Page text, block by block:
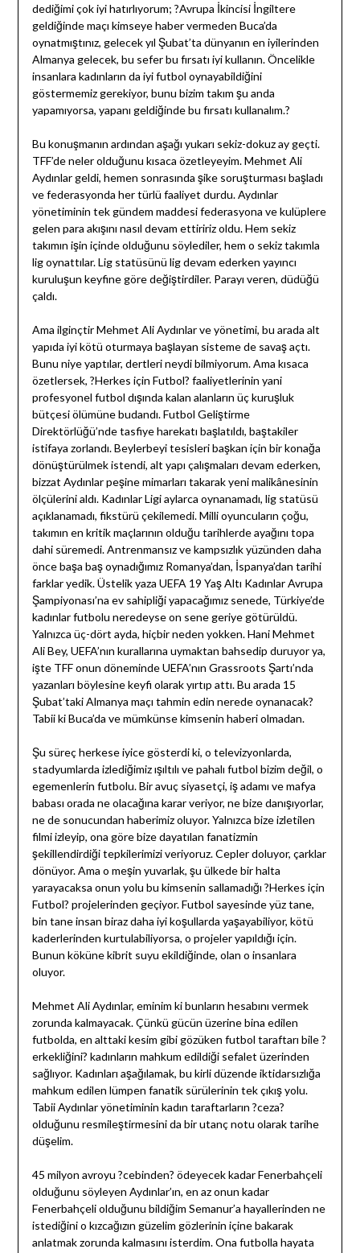
dediğimi çok iyi hatırlıyorum; ?Avrupa İkincisi İngiltere
geldiğinde maçı kimseye haber vermeden Buca’da
oynatmıştınız, gelecek yıl Şubat’ta dünyanın en iyilerinden
Almanya gelecek, bu sefer bu fırsatı iyi kullanın. Öncelikle
insanlara kadınların da iyi futbol oynayabildiğini
göstermemiz gerekiyor, bunu bizim takım şu anda
yapamıyorsa, yapanı geldiğinde bu fırsatı kullanalım.?
Bu konuşmanın ardından aşağı yukarı sekiz-dokuz ay geçti.
TFF’de neler olduğunu kısaca özetleyeyim. Mehmet Ali
Aydınlar geldi, hemen sonrasında şike soruşturması başladı
ve federasyonda her türlü faaliyet durdu. Aydınlar
yönetiminin tek gündem maddesi federasyona ve kulüplere
gelen para akışını nasıl devam ettiririz oldu. Hem sekiz
takımın işin içinde olduğunu söylediler, hem o sekiz takımla
lig oynattılar. Lig statüsünü lig devam ederken yayıncı
kuruluşun keyfine göre değiştirdiler. Parayı veren, düdüğü
çaldı.
Ama ilginçtir Mehmet Ali Aydınlar ve yönetimi, bu arada alt
yapıda iyi kötü oturmaya başlayan sisteme de savaş açtı.
Bunu niye yaptılar, dertleri neydi bilmiyorum. Ama kısaca
özetlersek, ?Herkes için Futbol? faaliyetlerinin yani
profesyonel futbol dışında kalan alanların üç kuruşluk
bütçesi ölümüne budandı. Futbol Geliştirme
Direktörlüğü’nde tasfiye harekatı başlatıldı, baştakiler
istifaya zorlandı. Beylerbeyi tesisleri başkan için bir konağa
dönüştürülmek istendi, alt yapı çalışmaları devam ederken,
bizzat Aydınlar peşine mimarları takarak yeni malikânesinin
ölçülerini aldı. Kadınlar Ligi aylarca oynanamadı, lig statüsü
açıklanamadı, fikstürü çekilemedi. Milli oyuncuların çoğu,
takımın en kritik maçlarının olduğu tarihlerde ayağını topa
dahi süremedi. Antrenmansız ve kampsızlık yüzünden daha
önce başa baş oynadığımız Romanya’dan, İspanya’dan tarihi
farklar yedik. Üstelik yaza UEFA 19 Yaş Altı Kadınlar Avrupa
Şampiyonası’na ev sahipliği yapacağımız senede, Türkiye’de
kadınlar futbolu neredeyse on sene geriye götürüldü.
Yalnızca üç-dört ayda, hiçbir neden yokken. Hani Mehmet
Ali Bey, UEFA’nın kurallarına uymaktan bahsedip duruyor ya,
işte TFF onun döneminde UEFA’nın Grassroots Şartı’nda
yazanları böylesine keyfi olarak yırtıp attı. Bu arada 15
Şubat’taki Almanya maçı tahmin edin nerede oynanacak?
Tabii ki Buca’da ve mümkünse kimsenin haberi olmadan.
Şu süreç herkese iyice gösterdi ki, o televizyonlarda,
stadyumlarda izlediğimiz ışıltılı ve pahalı futbol bizim değil, o
egemenlerin futbolu. Bir avuç siyasetçi, iş adamı ve mafya
babası orada ne olacağına karar veriyor, ne bize danışıyorlar,
ne de sonucundan haberimiz oluyor. Yalnızca bize izletilen
filmi izleyip, ona göre bize dayatılan fanatizmin
şekillendirdiği tepkilerimizi veriyoruz. Cepler doluyor, çarklar
dönüyor. Ama o meşin yuvarlak, şu ülkede bir halta
yarayacaksa onun yolu bu kimsenin sallamadığı ?Herkes için
Futbol? projelerinden geçiyor. Futbol sayesinde yüz tane,
bin tane insan biraz daha iyi koşullarda yaşayabiliyor, kötü
kaderlerinden kurtulabiliyorsa, o projeler yapıldığı için.
Bunun köküne kibrit suyu ekildiğinde, olan o insanlara
oluyor.
Mehmet Ali Aydınlar, eminim ki bunların hesabını vermek
zorunda kalmayacak. Çünkü gücün üzerine bina edilen
futbolda, en alttaki kesim gibi gözüken futbol taraftarı bile ?
erkekliğini? kadınların mahkum edildiği sefalet üzerinden
sağlıyor. Kadınları aşağılamak, bu kirli düzende iktidarsızlığa
mahkum edilen lümpen fanatik sürülerinin tek çıkış yolu.
Tabii Aydınlar yönetiminin kadın taraftarların ?ceza?
olduğunu resmileştirmesini da bir utanç notu olarak tarihe
düşelim.
45 milyon avroyu ?cebinden? ödeyecek kadar Fenerbahçeli
olduğunu söyleyen Aydınlar’ın, en az onun kadar
Fenerbahçeli olduğunu bildiğim Semanur’a hayallerinden ne
istediğini o kızcağızın güzelim gözlerinin içine bakarak
anlatmak zorunda kalmasını isterdim. Ona futbolla hayata